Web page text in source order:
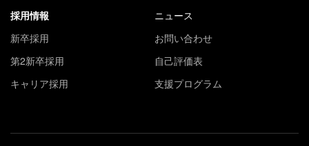
採用情報
新卒採用
第2新卒採用
キャリア採用
ニュース
お問い合わせ
自己評価表
支援プログラム